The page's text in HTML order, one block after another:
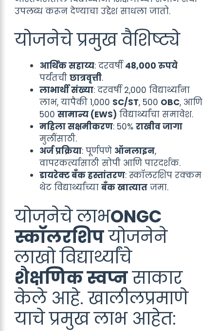
उपलब्ध करून देण्याचा उद्देश साधला जातो.
योजनेचे प्रमुख वैशिष्ट्ये
आर्थिक सहाय्य: दरवर्षी 48,000 रुपये
पर्यंतची छात्रवृत्ती.
लाभार्थी संख्या: दरवर्षी 2,000 विद्यार्थ्यांना
लाभ, यापैकी 1,000 SC/ST, 500 OBC, आणि
500 सामान्य (EWS) विद्यार्थ्यांचा समावेश.
महिला सक्षमीकरण: 50% राखीव जागा
मुलींसाठी.
अर्ज प्रक्रिया: पूर्णपणे ऑनलाइन,
वापरकर्त्यासाठी सोपी आणि पारदर्शक.
डायरेक्ट बँक हस्तांतरण: स्कॉलरशिप रक्कम
थेट विद्यार्थ्यांच्या बँक खात्यात जमा.
योजनेचे लाभONGC
स्कॉलरशिपयोजनेने
लाखो विद्यार्थ्यांचे
शैक्षणिक स्वप्नसाकार
केले आहे. खालीलप्रमाणे
याचे प्रमुख लाभ आहेत: